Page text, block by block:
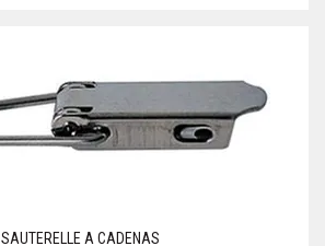
SAUTERELLE A CADENAS